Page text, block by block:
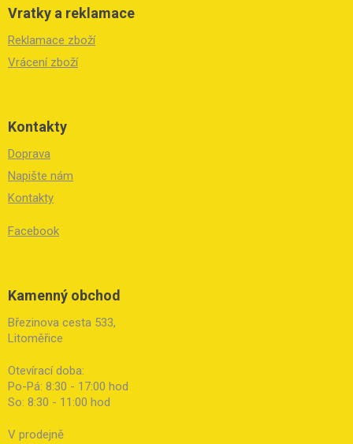
Vratky a reklamace
Reklamace zboží
Vrácení zboží
Kontakty
Doprava
Napište nám
Kontakty
Facebook
Kamenný obchod
Březinova cesta 533,
Litoměřice
Otevírací doba:
Po-Pá: 8:30 - 17:00 hod
So: 8:30 - 11:00 hod
V prodejně